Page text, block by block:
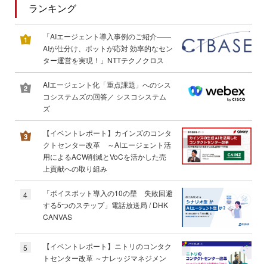
ランキング
「AIエージェント導入事例のご紹介――
AIが仕分け、ボットが応対 効率的なセン
ター運営を実現！」NTTテクノクロス
AIエージェント化「重点課題」へのシス
コシステムズの回答／ シスコシステム
ズ
【イベントレポート】カインズのコンタ
クトセンター改革 ～AIエージェント活
用によるACW削減とVoCを活かした売
上貢献への取り組み
4
「ボイスボット導入の10の壁 失敗回避
する5つのステップ」電話放送局 / DHK
CANVAS
5
【イベントレポート】ニトリのコンタク
トセンター改革 ～ナレッジマネジメン